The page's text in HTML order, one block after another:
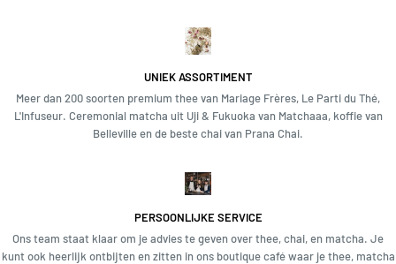
UNIEK ASSORTIMENT
Meer dan 200 soorten premium thee van Mariage Frères, Le Parti du Thé,
L'Infuseur. Ceremonial matcha uit Uji & Fukuoka van Matchaaa, koffie van
Belleville en de beste chai van Prana Chai.
PERSOONLIJKE SERVICE
Ons team staat klaar om je advies te geven over thee, chai, en matcha. Je
kunt ook heerlijk ontbijten en zitten in ons boutique café waar je thee, matcha